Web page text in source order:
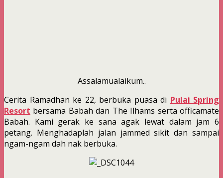
Assalamualaikum..
Cerita Ramadhan ke 22, berbuka puasa di Pulai Spring
Resort bersama Babah dan The Ilhams serta officamate
Babah. Kami gerak ke sana agak lewat dalam jam 6
petang. Menghadaplah jalan jammed sikit dan sampai
ngam-ngam dah nak berbuka.